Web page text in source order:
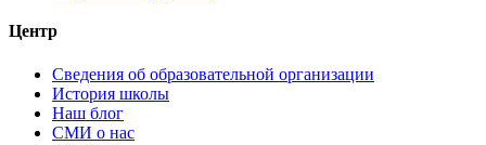
Центр
Сведения об образовательной организации
История школы
Наш блог
СМИ о нас